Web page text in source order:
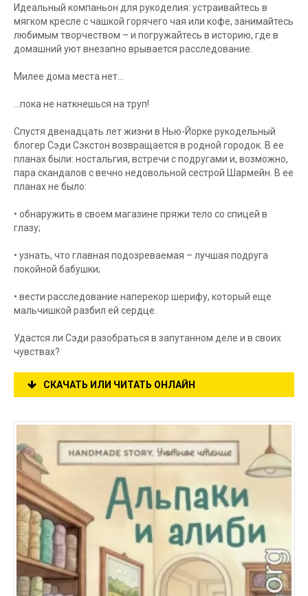
Идеальный компаньон для рукоделия: устраивайтесь в
мягком кресле с чашкой горячего чая или кофе, занимайтесь
любимым творчеством – и погружайтесь в историю, где в
домашний уют внезапно врывается расследование.
Милее дома места нет…
…пока не наткнешься на труп!
Спустя двенадцать лет жизни в Нью-Йорке рукодельный
блогер Сэди Сэкстон возвращается в родной городок. В ее
планах были: ностальгия, встречи с подругами и, возможно,
пара скандалов с вечно недовольной сестрой Шармейн. В ее
планах не было:
• обнаружить в своем магазине пряжи тело со спицей в
глазу;
• узнать, что главная подозреваемая – лучшая подруга
покойной бабушки;
• вести расследование наперекор шерифу, который еще
мальчишкой разбил ей сердце.
Удастся ли Сэди разобраться в запутанном деле и в своих
чувствах?
СКАЧАТЬ ИЛИ ЧИТАТЬ ОНЛАЙН